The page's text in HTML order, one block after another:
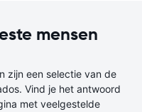
mensen
zijn een selectie van de
Vind je het antwoord
met veelgestelde